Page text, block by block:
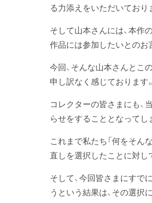
る力添えをいただいており
そして山本さんには、本作
作品には参加したいとのお
今回、そんな山本さんとこ
申し訳なく感じております。
コレクターの皆さまにも、
らせをすることとなってし
これまで私たち「何をそん
直しを選択したことに対し
そして、今回皆さまにすで
うという結果は、その選択